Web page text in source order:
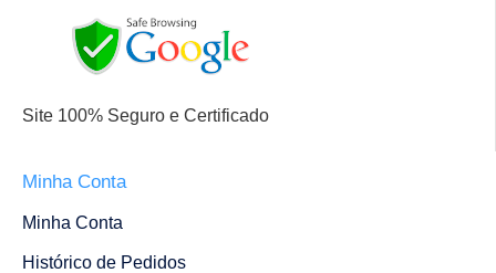
Site 100% Seguro e Certificado
Minha Conta
Minha Conta
Histórico de Pedidos